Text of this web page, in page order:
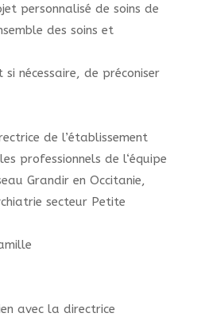
personnalisé de soins de
des soins et
nécessaire, de préconiser
de l’établissement
professionnels de l‘équipe
Grandir en Occitanie,
secteur Petite
avec la directrice